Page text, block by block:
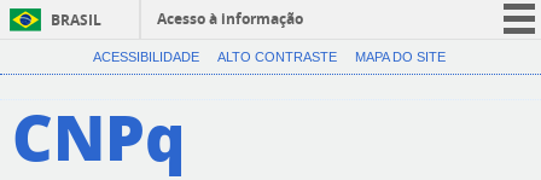
BRASIL
Acesso à informação
CORONAVÍRUS (COVID-19)
ACESSIBILIDADE ALTO CONTRASTE MAPA DO SITE
CNPq